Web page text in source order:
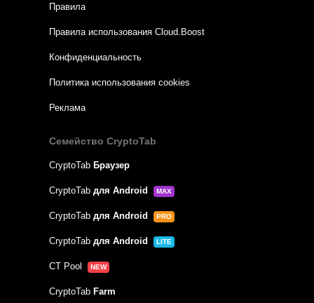
Правила
Правила использования Cloud.Boost
Конфиденциальность
Политика использования cookies
Реклама
Семейство CryptoTab
CryptoTab Браузер
CryptoTab для Android MAX
CryptoTab для Android PRO
CryptoTab для Android LITE
CT Pool NEW
CryptoTab Farm